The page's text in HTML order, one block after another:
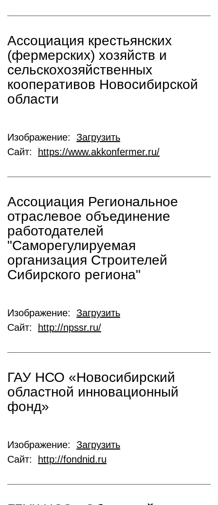
Ассоциация крестьянских
(фермерских) хозяйств и
сельскохозяйственных
кооперативов Новосибирской
области
Изображение: Загрузить
Сайт:
https://www.akkonfermer.ru/
Ассоциация Региональное
отраслевое объединение
работодателей
"Саморегулируемая
организация Строителей
Сибирского региона"
Изображение: Загрузить
Сайт:
http://npssr.ru/
ГАУ НСО «Новосибирский
областной инновационный
фонд»
Изображение: Загрузить
Сайт:
http://fondnid.ru